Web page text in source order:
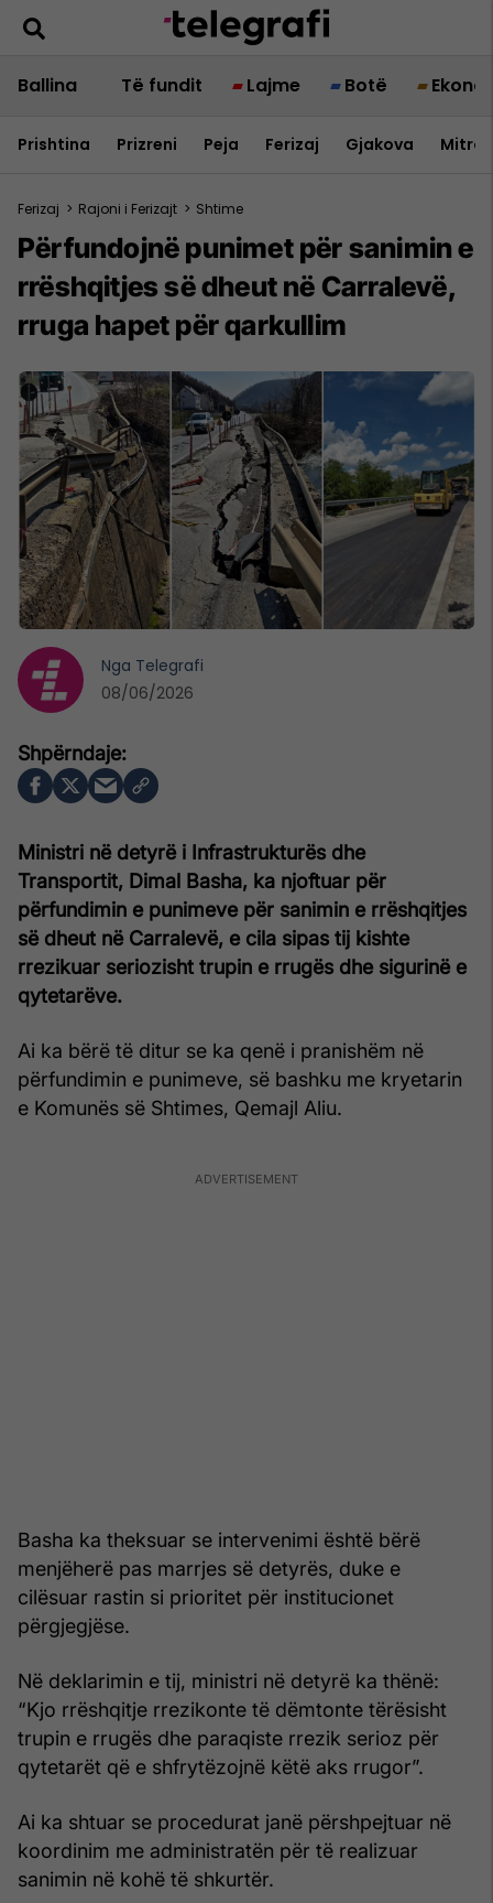
Ballina Të fundit Lajme Botë
Prishtina Prizreni Peja Ferizaj Gjakova
Ferizaj > Rajoni i Ferizajt > Shtime
Përfundojnë punimet për sanimin e
rrëshqitjes së dheut në Carralevë,
rruga hapet për qarkullim
Ministri në detyrë i Infrastrukturës dhe
Transportit, Dimal Basha, ka njoftuar për
përfundimin e punimeve për sanimin e rrëshqitjes
së dheut në Carralevë, e cila sipas tij kishte
rrezikuar seriozisht trupin e rrugës dhe sigurinë e
qytetarëve.
Ai ka bërë të ditur se ka qenë i pranishëm në
përfundimin e punimeve, së bashku me kryetarin
e Komunës së Shtimes, Qemajl Aliu.
Basha ka theksuar se intervenimi është bërë
menjëherë pas marrjes së detyrës, duke e
cilësuar rastin si prioritet për institucionet
përgjegjëse.
Në deklarimin e tij, ministri në detyrë ka thënë:
“Kjo rrëshqitje rrezikonte të dëmtonte tërësisht
trupin e rrugës dhe paraqiste rrezik serioz për
qytetarët që e shfrytëzojnë këtë aks rrugor”.
Ai ka shtuar se procedurat janë përshpejtuar në
koordinim me administratën për të realizuar
sanimin në kohë të shkurtër.
Nga Telegrafi
08/06/2026